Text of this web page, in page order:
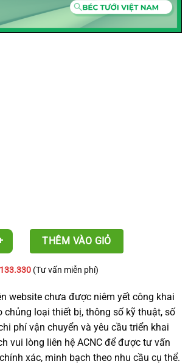
THÊM VÀO GIỎ
(Tư vấn miễn phí)
website chưa được niêm yết công khai
chủng loại thiết bị, thông số kỹ thuật, số
phí vận chuyển và yêu cầu triển khai
vui lòng liên hệ ACNC để được tư vấn
xác, minh bạch theo nhu cầu cụ thể.